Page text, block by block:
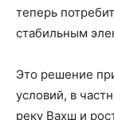
теперь
стабильным
Это решение
условий, в
реку Вахш и